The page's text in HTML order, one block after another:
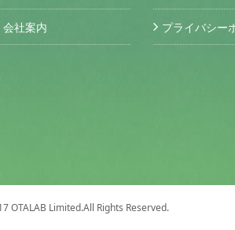
会社案内 プライバシー
OTALAB Limited.All Rights Reserved.